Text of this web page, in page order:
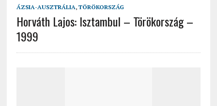
ÁZSIA-AUSZTRÁLIA, TÖRÖKORSZÁG
Horváth Lajos: Isztambul – Törökország –
1999